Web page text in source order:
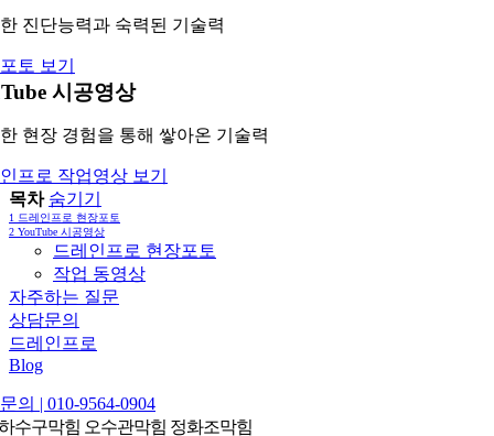
진단능력과 숙력된 기술력
토 보기
시공영상
현장 경험을 통해 쌓아온 기술력
프로 작업영상 보기
목차 숨기기
1 드레인프로 현장포토
2 YouTube 시공영상
드레인프로 현장포토
작업 동영상
자주하는 질문
상담문의
드레인프로
Blog
의 | 010-9564-0904
수구막힘 오수관막힘 정화조막힘